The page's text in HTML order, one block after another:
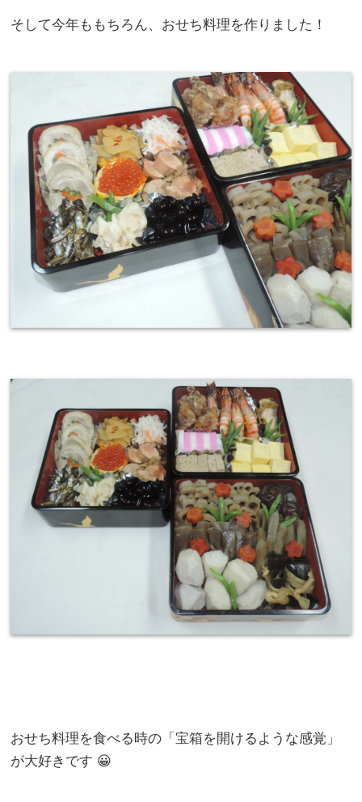
そして今年ももちろん、おせち料理を作りました！
おせち料理を食べる時の「宝箱を開けるような感覚」
が大好きです 😀